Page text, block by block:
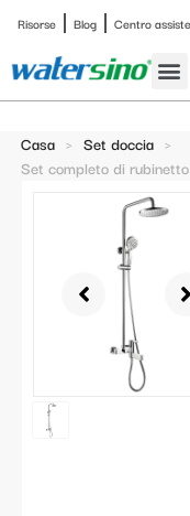
Risorse Blog Centro
Casa > Set doccia >
Set completo di